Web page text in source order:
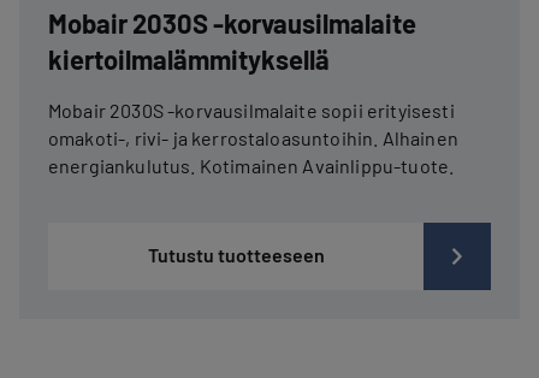
Mobair 2030S -korvausilmalaite
kiertoilma­lämmityksellä
Mobair 2030S -korvausilmalaite sopii erityisesti
omakoti-, rivi- ja kerrostaloasuntoihin. Alhainen
energiankulutus. Kotimainen Avainlippu-tuote.
Tutustu tuotteeseen